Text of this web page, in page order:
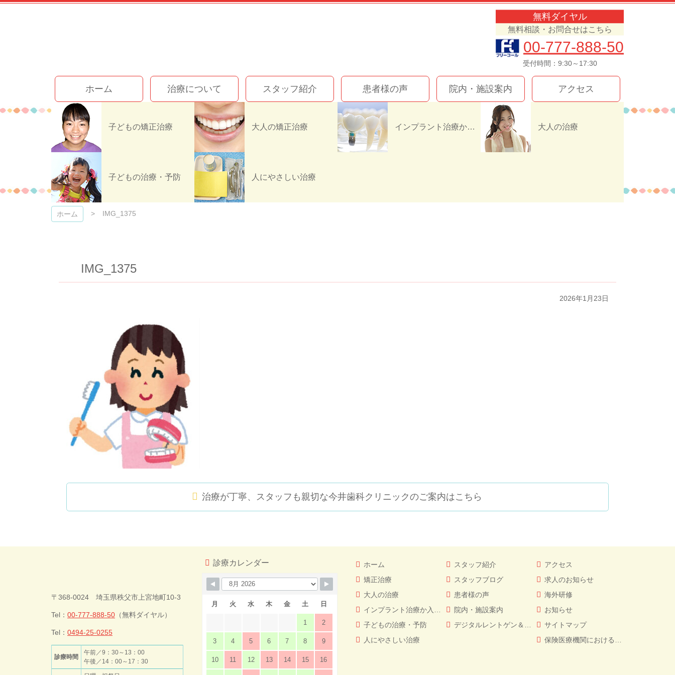
コ
ッ
今井歯科クリニック
無料ダイヤル
無料相談・お問合せはこちら
00-777-888-50
受付時間：9:30～17:30
ホーム 治療について
子どもの矯正治療 大人の矯正治療 インプラント治療か入れ歯（義歯）どっちを選ぶ！？ 大人の治療
子どもの治療・予防 人にやさしい治療
スタッフ紹介 患者様の声 院内・施設案内 アクセス
IMG_1375
ホーム IMG_1375
IMG_1375
2026年1月23日
治療が丁寧、スタッフも親切な今井歯科クリニックのご案内はこちら
ン
先
頭
戻
の
る
今井歯科クリ
ニック
〒368-0024 埼玉県秩父市上宮地町10-3
Tel： 00-777-888-50 （無料ダイヤル）
Tel： 0494-25-0255
診療時間
午前／9：30～13：00
午後／14：00～17：30
診療カレンダー
月 火 水 木 金 土 日
1 2
3 4 5 6 7 8 9
10 11 12 13 14 15 16
ホーム
矯正治療
大人の治療
インプラント治療か入れ歯（義歯）どっちを選ぶ！？
子どもの治療・予防
人にやさしい治療
スタッフ紹介
スタッフブログ
患者様の声
院内・施設案内
デジタルレントゲン＆CT
アクセス
求人のお知らせ
海外研修
お知らせ
サイトマップ
保険医療機関における書面掲示